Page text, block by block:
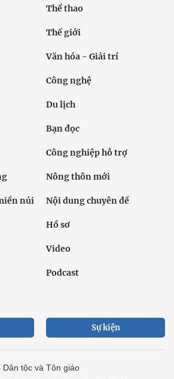
Thể thao
Thế giới
Văn hóa - Giải trí
Công nghệ
Du lịch
Bạn đọc
Công nghiệp hỗ trợ
Nông thôn mới
núi Nội dung chuyên đề
Hồ sơ
Video
Podcast
Sự kiện
tộc và Tôn giáo